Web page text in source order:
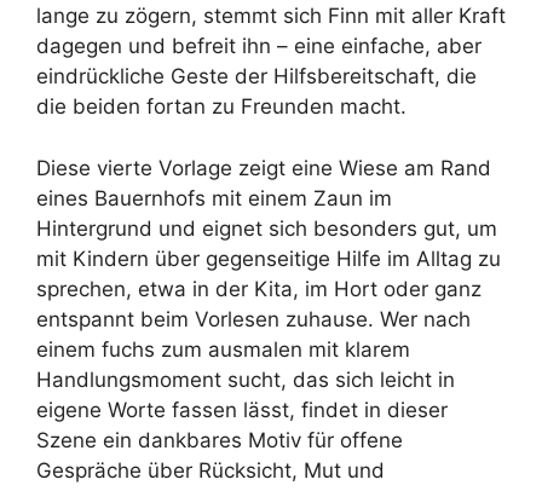
lange zu zögern, stemmt sich Finn mit aller Kraft
dagegen und befreit ihn – eine einfache, aber
eindrückliche Geste der Hilfsbereitschaft, die
die beiden fortan zu Freunden macht.
Diese vierte Vorlage zeigt eine Wiese am Rand
eines Bauernhofs mit einem Zaun im
Hintergrund und eignet sich besonders gut, um
mit Kindern über gegenseitige Hilfe im Alltag zu
sprechen, etwa in der Kita, im Hort oder ganz
entspannt beim Vorlesen zuhause. Wer nach
einem fuchs zum ausmalen mit klarem
Handlungsmoment sucht, das sich leicht in
eigene Worte fassen lässt, findet in dieser
Szene ein dankbares Motiv für offene
Gespräche über Rücksicht, Mut und